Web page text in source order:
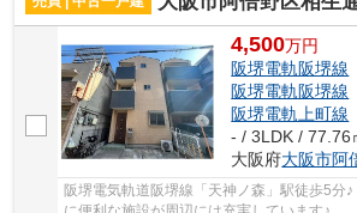
4,500万円
阪堺電軌阪堺線
阪堺電軌阪堺線
阪堺電軌上町線
- / 3LDK / 77.76
大阪府大阪市阿
阪堺電気軌道阪堺線「天神ノ森」駅徒歩5分